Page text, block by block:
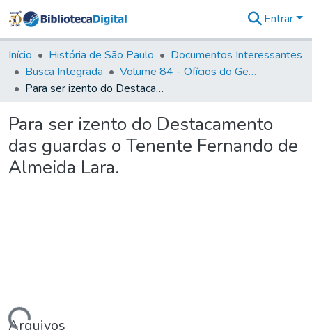
&
Coleções
Tudo na
Biblioteca
Estatísticas
Entrar
Início História de São Paulo
Documentos Interessantes
Busca Integrada
Volume 84 - Ofícios do General Martins Lopes de Saldanha (Governador da Capitania): 1782- 1786
Para ser izento do Destacamento das guardas o Tenente Fernando de Almeida Lara.
Para ser izento do Destacamento
das guardas o Tenente Fernando de
Almeida Lara.
Arquivos